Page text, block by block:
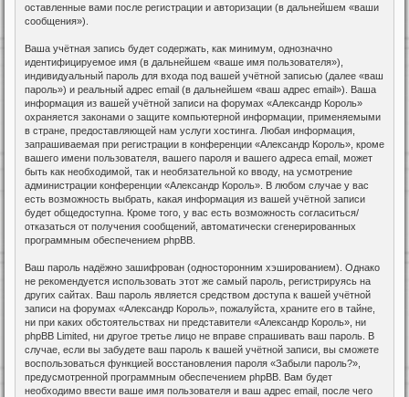
оставленные вами после регистрации и авторизации (в дальнейшем «ваши
сообщения»).
Ваша учётная запись будет содержать, как минимум, однозначно
идентифицируемое имя (в дальнейшем «ваше имя пользователя»),
индивидуальный пароль для входа под вашей учётной записью (далее «ваш
пароль») и реальный адрес email (в дальнейшем «ваш адрес email»). Ваша
информация из вашей учётной записи на форумах «Александр Король»
охраняется законами о защите компьютерной информации, применяемыми
в стране, предоставляющей нам услуги хостинга. Любая информация,
запрашиваемая при регистрации в конференции «Александр Король», кроме
вашего имени пользователя, вашего пароля и вашего адреса email, может
быть как необходимой, так и необязательной ко вводу, на усмотрение
администрации конференции «Александр Король». В любом случае у вас
есть возможность выбрать, какая информация из вашей учётной записи
будет общедоступна. Кроме того, у вас есть возможность согласиться/
отказаться от получения сообщений, автоматически сгенерированных
программным обеспечением phpBB.
Ваш пароль надёжно зашифрован (односторонним хэшированием). Однако
не рекомендуется использовать этот же самый пароль, регистрируясь на
других сайтах. Ваш пароль является средством доступа к вашей учётной
записи на форумах «Александр Король», пожалуйста, храните его в тайне,
ни при каких обстоятельствах ни представители «Александр Король», ни
phpBB Limited, ни другое третье лицо не вправе спрашивать ваш пароль. В
случае, если вы забудете ваш пароль к вашей учётной записи, вы сможете
воспользоваться функцией восстановления пароля «Забыли пароль?»,
предусмотренной программным обеспечением phpBB. Вам будет
необходимо ввести ваше имя пользователя и ваш адрес email, после чего